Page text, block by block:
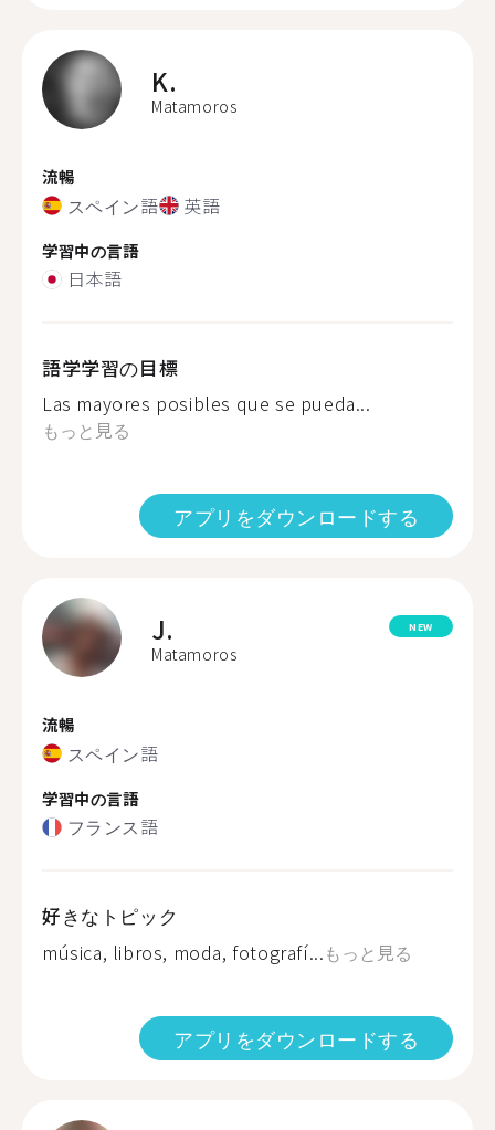
K.
Matamoros
流暢
スペイン語 英語
学習中の言語
日本語
語学学習の目標
Las mayores posibles que se pueda...
もっと見る
アプリをダウンロードする
J.
Matamoros
NEW
流暢
スペイン語
学習中の言語
フランス語
好きなトピック
música, libros, moda, fotografí...もっと見る
アプリをダウンロードする